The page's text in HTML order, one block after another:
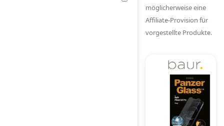
möglicherweise eine
Affiliate-Provision für
vorgestellte Produkte.